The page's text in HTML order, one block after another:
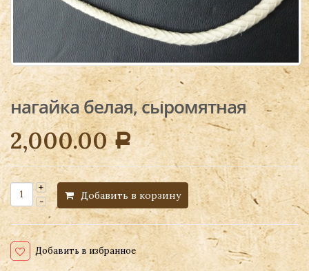
нагайка белая, сыромятная
2,000.00Р
Добавить в корзину
Добавить в избранное